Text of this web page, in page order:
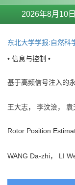
2026年8月10
东北大学学报:自然科
• 信息与控制 •
基于高频信号注入的
王大志， 李汶浍，
Rotor Position
WANG Da-zhi， LI